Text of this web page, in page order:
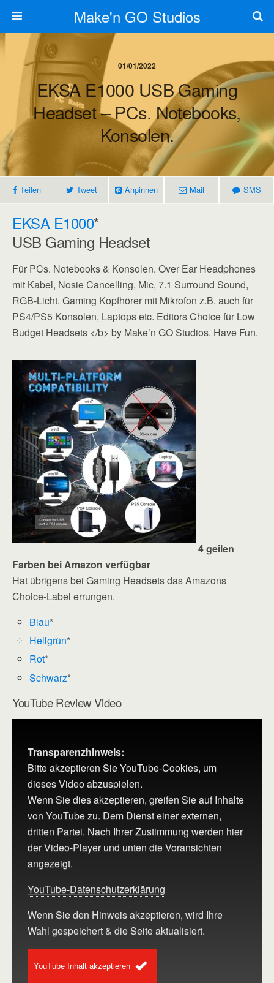
Make'n GO Studios
01/01/2022
EKSA E1000 USB Gaming
Headset – PCs. Notebooks,
Konsolen.
Teilen Tweet Anpinnen Mail SMS
EKSA E1000*
USB Gaming Headset
Für PCs. Notebooks & Konsolen. Over Ear Headphones
mit Kabel, Nosie Cancelling, Mic, 7.1 Surround Sound,
RGB-Licht. Gaming Kopfhörer mit Mikrofon z.B. auch für
PS4/PS5 Konsolen, Laptops etc. Editors Choice für Low
Budget Headsets </b> by Make’n GO Studios. Have Fun.
4 geilen
Farben bei Amazon verfügbar
Hat übrigens bei Gaming Headsets das Amazons
Choice-Label errungen.
Blau*
Hellgrün*
Rot*
Schwarz*
YouTube Review Video
Transparenzhinweis:
Bitte akzeptieren Sie YouTube-Cookies, um
dieses Video abzuspielen.
Wenn Sie dies akzeptieren, greifen Sie auf Inhalte
von YouTube zu. Dem Dienst einer externen,
dritten Partei. Nach Ihrer Zustimmung werden hier
der Video-Player und unten die Voransichten
angezeigt.
YouTube-Datenschutzerklärung
Wenn Sie den Hinweis akzeptieren, wird Ihre
Wahl gespeichert & die Seite aktualisiert.
YouTube Inhalt akzeptieren